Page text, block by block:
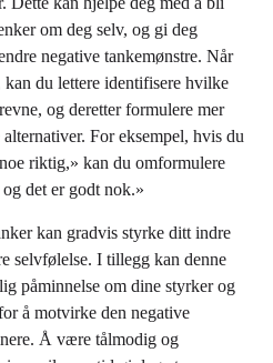
om deg selv, og gi deg
negative tankemønstre. Når
du lettere identifisere hvilke
og deretter formulere mer
For eksempel, hvis du
riktig,» kan du omformulere
det er godt nok.»
kan gradvis styrke ditt indre
selvfølelse. I tillegg kan denne
påminnelse om dine styrker og
å motvirke den negative
Å være tålmodig og